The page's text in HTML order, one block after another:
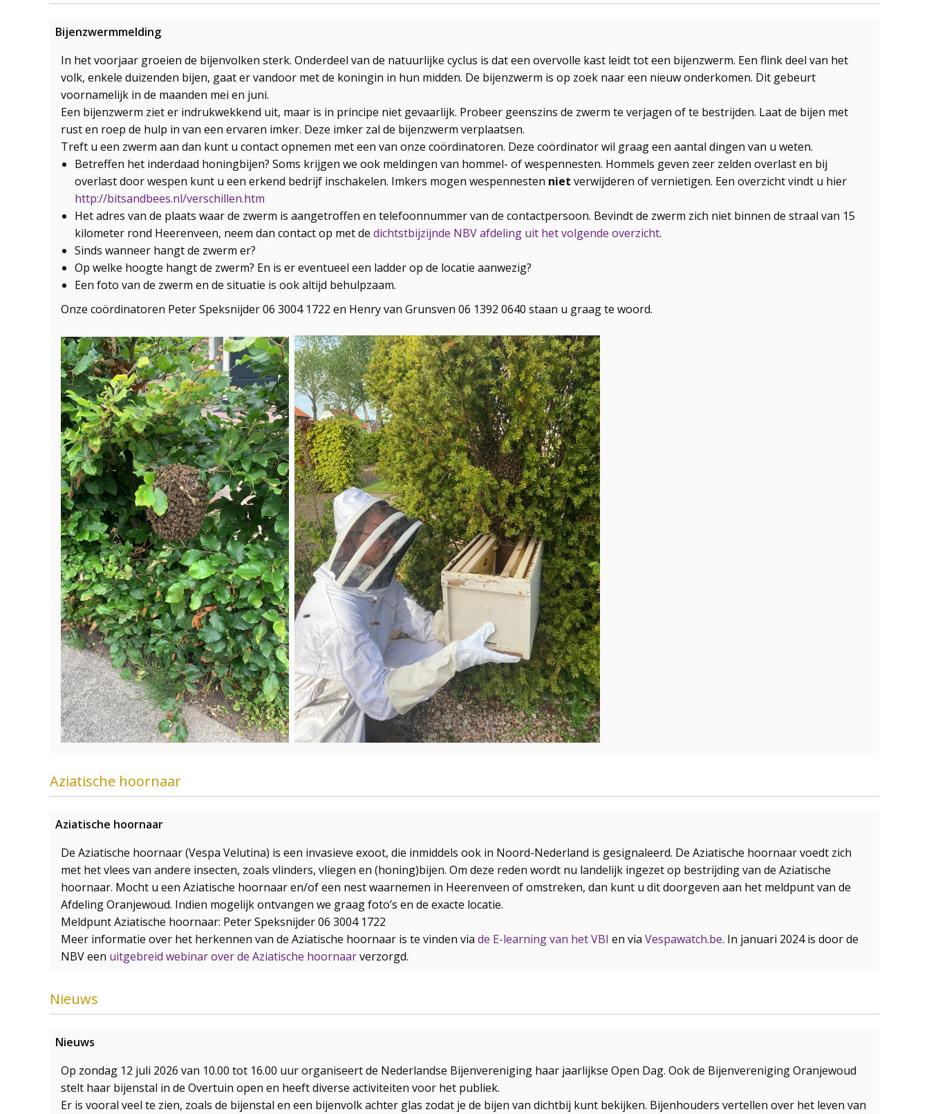
Bijenzwermmelding
In het voorjaar groeien de bijenvolken sterk. Onderdeel van de natuurlijke cyclus is dat een overvolle kast leidt tot een bijenzwerm. Een flink deel van het
volk, enkele duizenden bijen, gaat er vandoor met de koningin in hun midden. De bijenzwerm is op zoek naar een nieuw onderkomen. Dit gebeurt
voornamelijk in de maanden mei en juni.
Een bijenzwerm ziet er indrukwekkend uit, maar is in principe niet gevaarlijk. Probeer geenszins de zwerm te verjagen of te bestrijden. Laat de bijen met
rust en roep de hulp in van een ervaren imker. Deze imker zal de bijenzwerm verplaatsen.
Treft u een zwerm aan dan kunt u contact opnemen met een van onze coördinatoren. Deze coördinator wil graag een aantal dingen van u weten.
Betreffen het inderdaad honingbijen? Soms krijgen we ook meldingen van hommel- of wespennesten. Hommels geven zeer zelden overlast en bij
overlast door wespen kunt u een erkend bedrijf inschakelen. Imkers mogen wespennesten niet verwijderen of vernietigen. Een overzicht vindt u hier
http://bitsandbees.nl/verschillen.htm
Het adres van de plaats waar de zwerm is aangetroffen en telefoonnummer van de contactpersoon. Bevindt de zwerm zich niet binnen de straal van 15
kilometer rond Heerenveen, neem dan contact op met de dichtstbijzijnde NBV afdeling uit het volgende overzicht.
Sinds wanneer hangt de zwerm er?
Op welke hoogte hangt de zwerm? En is er eventueel een ladder op de locatie aanwezig?
Een foto van de zwerm en de situatie is ook altijd behulpzaam.
Onze coördinatoren Peter Speksnijder 06 3004 1722 en Henry van Grunsven 06 1392 0640 staan u graag te woord.
Aziatische hoornaar
Aziatische hoornaar
De Aziatische hoornaar (Vespa Velutina) is een invasieve exoot, die inmiddels ook in Noord-Nederland is gesignaleerd. De Aziatische hoornaar voedt zich
met het vlees van andere insecten, zoals vlinders, vliegen en (honing)bijen. Om deze reden wordt nu landelijk ingezet op bestrijding van de Aziatische
hoornaar. Mocht u een Aziatische hoornaar en/of een nest waarnemen in Heerenveen of omstreken, dan kunt u dit doorgeven aan het meldpunt van de
Afdeling Oranjewoud. Indien mogelijk ontvangen we graag foto’s en de exacte locatie.
Meldpunt Aziatische hoornaar: Peter Speksnijder 06 3004 1722
Meer informatie over het herkennen van de Aziatische hoornaar is te vinden via de E-learning van het VBI en via Vespawatch.be. In januari 2024 is door de
NBV een uitgebreid webinar over de Aziatische hoornaarverzorgd.
Nieuws
Nieuws
Op zondag 12 juli 2026 van 10.00 tot 16.00 uur organiseert de Nederlandse Bijenvereniging haar jaarlijkse Open Dag. Ook de Bijenvereniging Oranjewoud
stelt haar bijenstal in de Overtuin open en heeft diverse activiteiten voor het publiek.
Er is vooral veel te zien, zoals de bijenstal en een bijenvolk achter glas zodat je de bijen van dichtbij kunt bekijken. Bijenhouders vertellen over het leven van